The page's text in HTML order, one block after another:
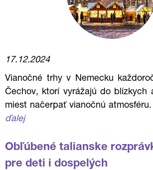
17.12.2024
Vianočné trhy v Nemecku
Čechov, ktorí vyrážajú do blízkych
miest načerpať vianočnú
ďalej
Obľúbené talianske
pre deti i dospelých